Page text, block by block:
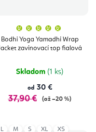
Bodhi Yoga Yamadhi Wrap
zavinovací top fialová
produktu
je
5,0
Skladom (1 ks)
od 30 €
37,90 € (až –20 %)
L M S XL XS